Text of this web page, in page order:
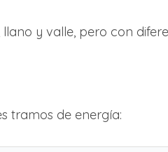
y valle, pero con
tramos de energía: